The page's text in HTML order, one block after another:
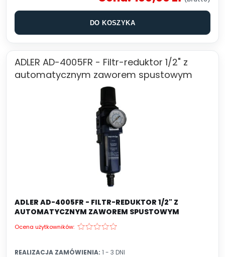
DO KOSZYKA
ADLER AD-4005FR - Filtr-reduktor 1/2" z
automatycznym zaworem spustowym
ADLER AD-4005FR - FILTR-REDUKTOR 1/2" Z
AUTOMATYCZNYM ZAWOREM SPUSTOWYM
Ocena użytkowników:
REALIZACJA ZAMÓWIENIA: 1 - 3 DNI